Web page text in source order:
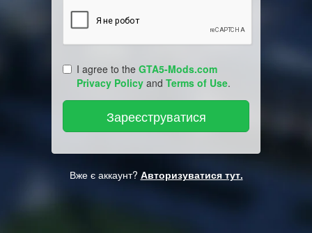
I agree to the GTA5-Mods.com
Privacy Policy and Terms of Use.
Вже є аккаунт? Авторизуватися тут.